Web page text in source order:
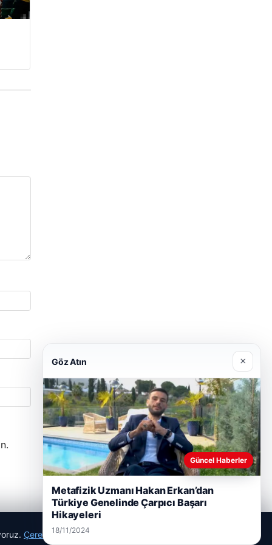
Çerez Politikamız
Göz Atın ×
Güncel Haberler
Metafizik Uzmanı Hakan Erkan’dan
Türkiye Genelinde Çarpıcı Başarı
Hikayeleri
18/11/2024